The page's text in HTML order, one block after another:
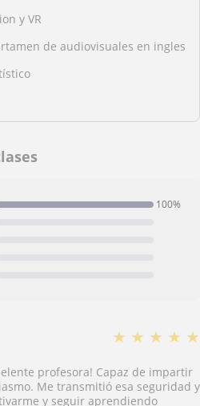
y VR
de audiovisuales en ingles
100%
★ ★ ★ ★ ★
profesora! Capaz de impartir
Me transmitió esa seguridad y
y seguir aprendiendo